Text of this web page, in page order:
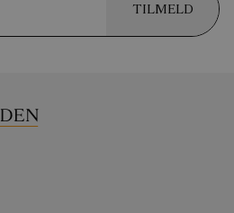
TILMELD